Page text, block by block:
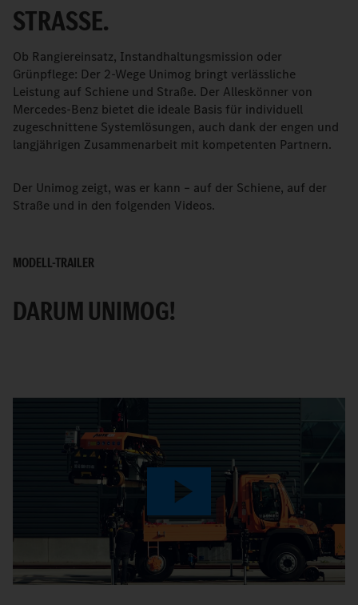
STRASSE.
Ob Rangiereinsatz, Instandhaltungsmission oder
Grünpflege: Der 2-Wege Unimog bringt verlässliche
Leistung auf Schiene und Straße. Der Alleskönner von
Mercedes-Benz bietet die ideale Basis für individuell
zugeschnittene Systemlösungen, auch dank der engen und
langjährigen Zusammenarbeit mit kompetenten Partnern.
Der Unimog zeigt, was er kann – auf der Schiene, auf der
Straße und in den folgenden Videos.
MODELL-TRAILER
DARUM UNIMOG!
Play
Video